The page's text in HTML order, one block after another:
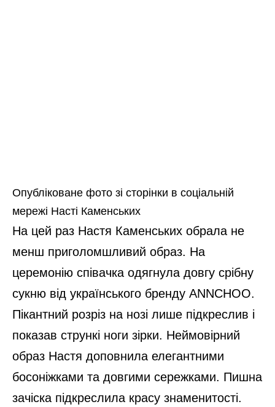
Опубліковане фото зі сторінки в соціальній
мережі Насті Каменських
На цей раз Настя Каменських обрала не
менш приголомшливий образ. На
церемонію співачка одягнула довгу срібну
сукню від українського бренду ANNCHOO.
Пікантний розріз на нозі лише підкреслив і
показав стрункі ноги зірки. Неймовірний
образ Настя доповнила елегантними
босоніжками та довгими сережками. Пишна
зачіска підкреслила красу знаменитості.